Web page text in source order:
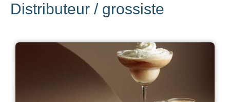
Distributeur / grossiste